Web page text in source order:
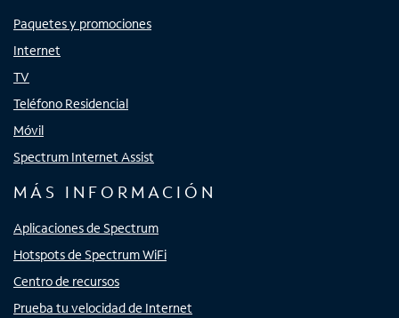
Paquetes y promociones
Internet
TV
Teléfono Residencial
Móvil
Spectrum Internet Assist
MÁS INFORMACIÓN
Aplicaciones de Spectrum
Hotspots de Spectrum WiFi
Centro de recursos
Prueba tu velocidad de Internet